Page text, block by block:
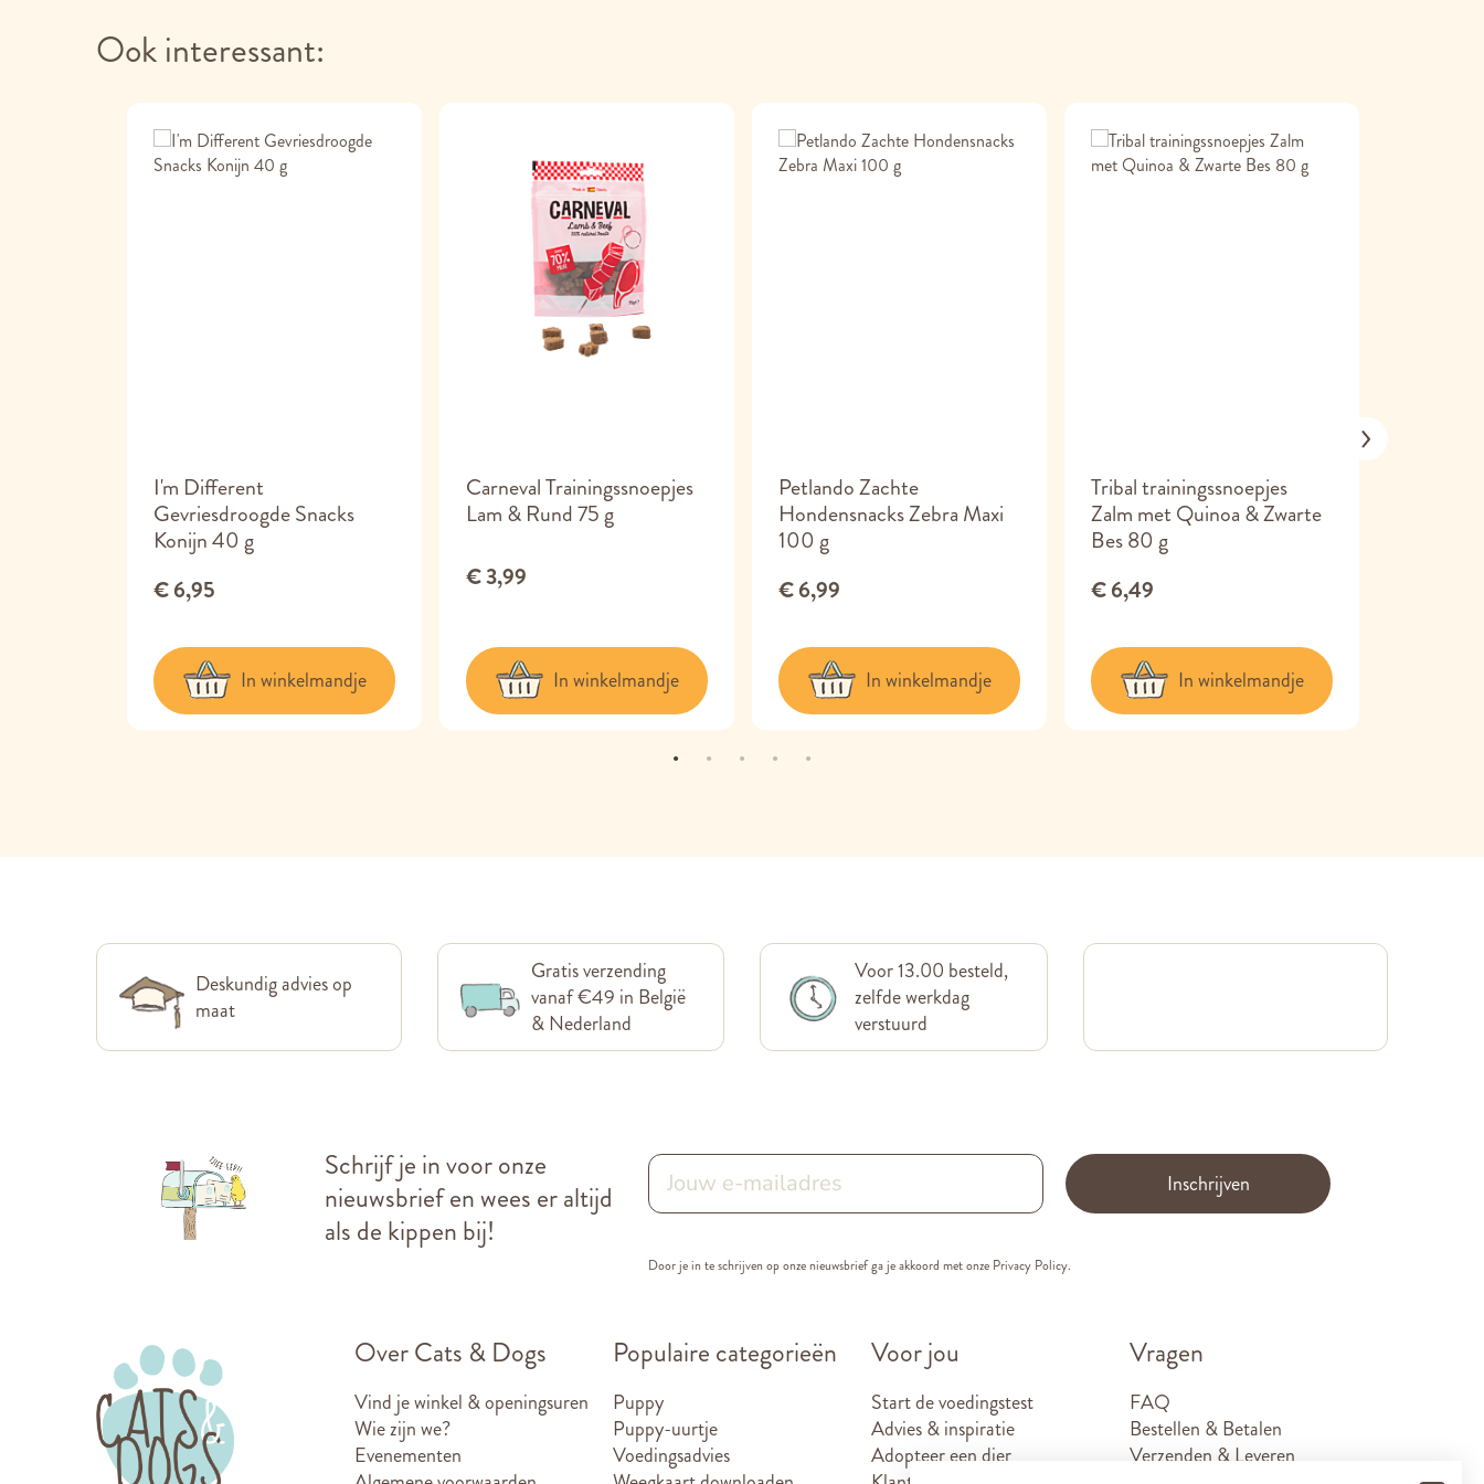
Ook interessant:
I'm Different
Gevriesdroogde Snacks
Konijn 40 g
€ 6,95
In winkelmandje
Carneval Trainingssnoepjes
Lam & Rund 75 g
€ 3,99
In winkelmandje
Petlando Zachte
Hondensnacks Zebra Maxi
100 g
€ 6,99
In winkelmandje
Tribal trainingssnoepjes
Zalm met Quinoa & Zwarte
Bes 80 g
€ 6,49
In winkelmandje
Deskundig advies op
maat
Gratis verzending
vanaf €49 in België
& Nederland
Voor 13.00 besteld,
zelfde werkdag
verstuurd
Schrijf je in voor onze
nieuwsbrief en wees er altijd
als de kippen bij!
Inschrijven
Door je in te schrijven op onze nieuwsbrief ga je akkoord met onze Privacy Policy.
Over Cats & Dogs
Vind je winkel & openingsuren
Wie zijn we?
Evenementen
Populaire categorieën
Puppy
Puppy-uurtje
Voedingsadvies
Voor jou
Start de voedingstest
Advies & inspiratie
Adopteer een dier
Vragen
FAQ
Bestellen & Betalen
Verzenden & Leveren